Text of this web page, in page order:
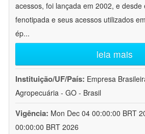
acessos, foi lançada em 2002, e
fenotipada e seus acessos utilizados
ép...
leia mais
Instituição/UF/País: Empresa
Agropecuária - GO - Brasil
Vigência: Mon Dec 04 00:00:00 BRT
00:00:00 BRT 2026